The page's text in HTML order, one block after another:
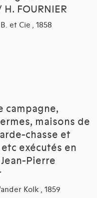
FOURNIER
et Cie , 1858
campagne,
maisons de
chasse et
exécutés en
Pierre
Kolk , 1859